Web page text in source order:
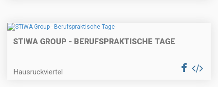
STIWA GROUP - BERUFSPRAKTISCHE TAGE
Hausruckviertel